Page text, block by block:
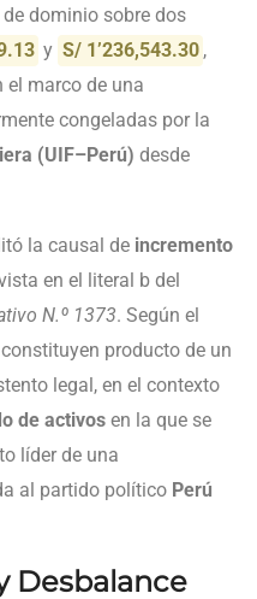
dominio sobre dos
y S/ 1’236,543.30 ,
marco de una
congeladas por la
(UIF–Perú) desde
la causal de incremento
en el literal b del
N.º 1373. Según el
producto de un
legal, en el contexto
de activos en la que se
líder de una
al partido político Perú
Desbalance